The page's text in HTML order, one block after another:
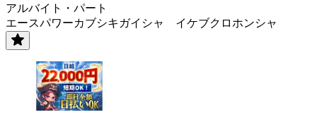
アルバイト・パート
エースパワーカブシキガイシャ イケブクロホンシャ